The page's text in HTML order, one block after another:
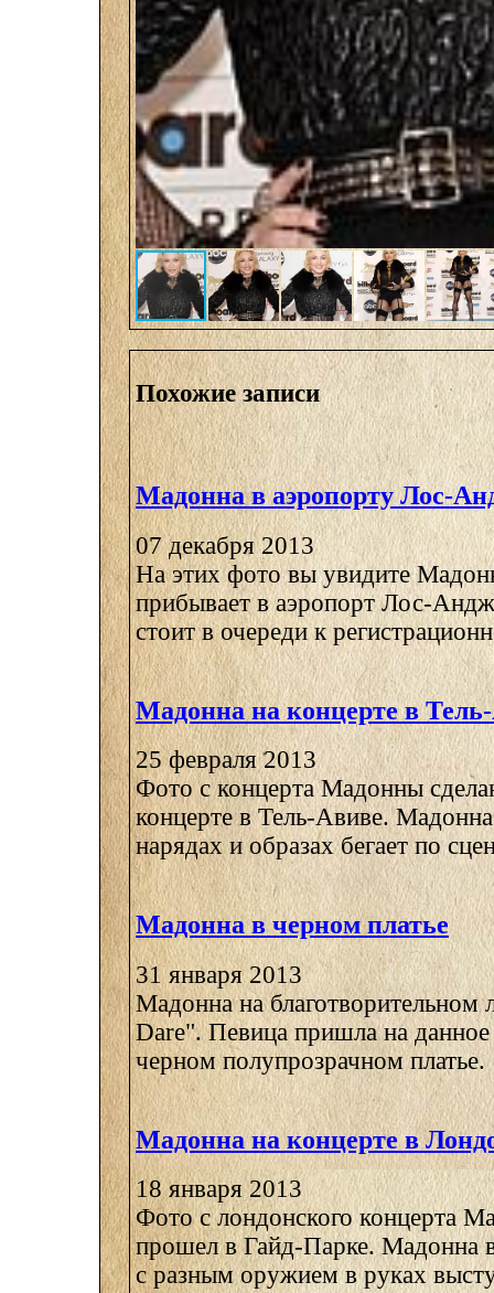
Похожие записи
Мадонна в аэропорту Лос-
07 декабря 2013
На этих фото вы увидите
прибывает в аэропорт Лос-
стоит в очереди к
Мадонна на концерте в
25 февраля 2013
Фото с концерта Мадонны
концерте в Тель-Авиве.
нарядах и образах бегает по
Мадонна в черном платье
31 января 2013
Мадонна на благотворительном
Dare". Певица пришла на
черном полупрозрачном платье.
Мадонна на концерте в
18 января 2013
Фото с лондонского концерта
прошел в Гайд-Парке. Мадонна
с разным оружием в руках